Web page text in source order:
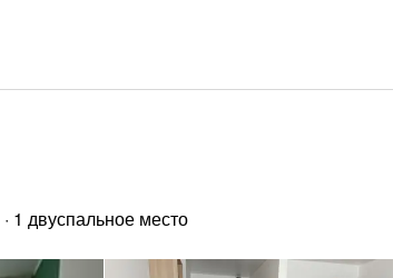
· 1 двуспальное место